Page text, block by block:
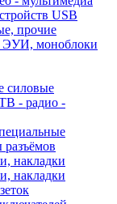
USB
прочие
ЭУИ, моноблоки
силовые
- радио -
накладки
накладки